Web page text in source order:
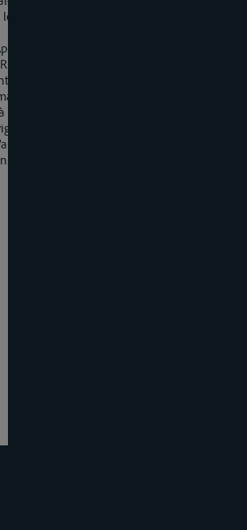
jugement, il convient de l’annuler.
recevable en la forme.
du Tribunal pour la Navigation du Rhin de
2000.
la charge de l’Etat et seront liquidés par le
du Rhin de Strasbourg,
39 de la Convention révisée pour la